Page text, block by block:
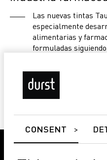
CONSENT
Las nuevas tintas
especialmente
alimentarias y
formuladas
independientes.
azul y blanco,
impresión.